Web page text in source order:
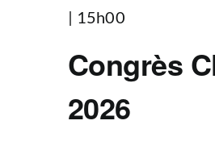
Congrès
2026
| 15h00